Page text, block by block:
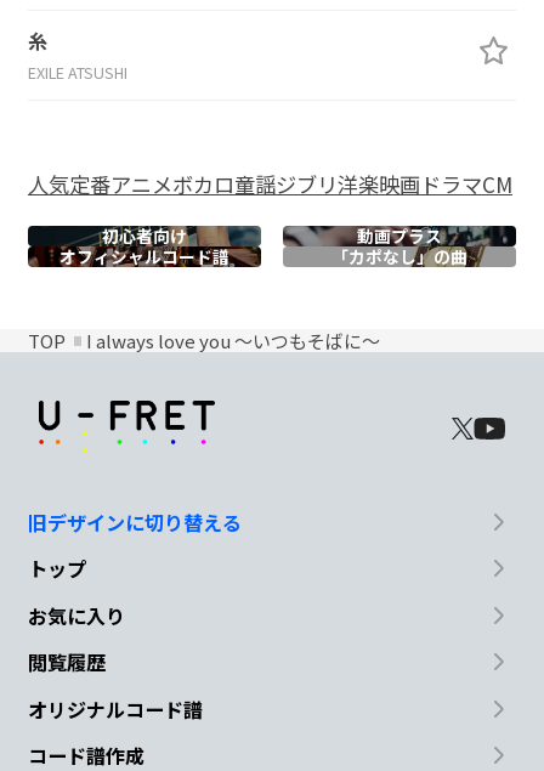
糸
EXILE ATSUSHI
人気定番アニメボカロ童謡ジブリ洋楽映画ドラマCM
初心者向け
動画プラス
オフィシャルコード譜 「カポなし」の曲
TOP I always love you ～いつもそばに～
旧デザインに切り替える
トップ
お気に入り
閲覧履歴
オリジナルコード譜
コード譜作成